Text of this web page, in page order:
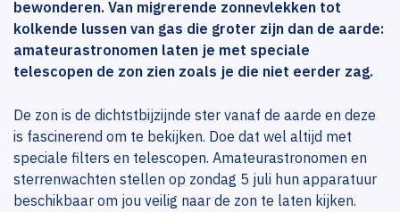
bewonderen. Van migrerende zonnevlekken tot
kolkende lussen van gas die groter zijn dan de aarde:
amateurastronomen laten je met speciale
telescopen de zon zien zoals je die niet eerder zag.
De zon is de dichtstbijzijnde ster vanaf de aarde en deze
is fascinerend om te bekijken. Doe dat wel altijd met
speciale filters en telescopen. Amateurastronomen en
sterrenwachten stellen op zondag 5 juli hun apparatuur
beschikbaar om jou veilig naar de zon te laten kijken.